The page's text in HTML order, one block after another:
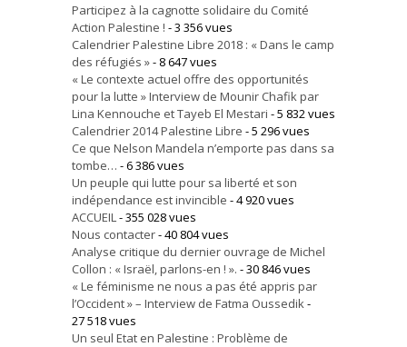
Participez à la cagnotte solidaire du Comité
Action Palestine ! - 3 356 vues
Calendrier Palestine Libre 2018 : « Dans le camp
des réfugiés »- 8 647 vues
« Le contexte actuel offre des opportunités
pour la lutte » Interview de Mounir Chafik par
Lina Kennouche et Tayeb El Mestari - 5 832 vues
Calendrier 2014 Palestine Libre - 5 296 vues
Ce que Nelson Mandela n’emporte pas dans sa
tombe… - 6 386 vues
Un peuple qui lutte pour sa liberté et son
indépendance est invincible - 4 920 vues
ACCUEIL - 355 028 vues
Nous contacter- 40 804 vues
Analyse critique du dernier ouvrage de Michel
Collon : « Israël, parlons-en ! ». - 30 846 vues
« Le féminisme ne nous a pas été appris par
l’Occident » – Interview de Fatma Oussedik -
27 518 vues
Un seul Etat en Palestine : Problème de